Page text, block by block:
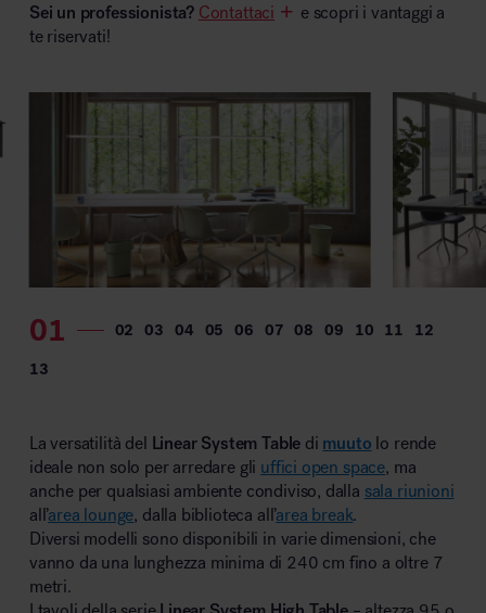
MillerKnoll
Sei un professionista? Contattaci
e scopri i vantaggi a
te riservati!
La versatilità del Linear System Table di muuto lo rende
ideale non solo per arredare gli uffici open space, ma
anche per qualsiasi ambiente condiviso, dalla sala riunioni
all’area lounge, dalla biblioteca all’area break.
Diversi modelli sono disponibili in varie dimensioni, che
vanno da una lunghezza minima di 240 cm fino a oltre 7
metri.